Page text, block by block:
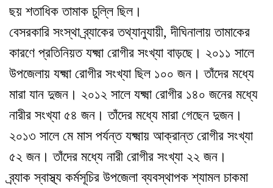
ছয় শতাধিক তামাক চুল্লি ছিল।
বেসরকারি সংস্থা ব্র্যাকের তথ্যানুযায়ী, দীঘিনালায় তামাকের
কারণে প্রতিনিয়ত যক্ষ্মা রোগীর সংখ্যা বাড়ছে। ২০১১ সালে
উপজেলায় যক্ষ্মা রোগীর সংখ্যা ছিল ১০০ জন। তাঁদের মধ্যে
মারা যান দুজন। ২০১২ সালে যক্ষ্মা রোগীর ১৪০ জনের মধ্যে
নারীর সংখ্যা ৫৪ জন। তাঁদের মধ্যে মারা গেছেন দুজন।
২০১৩ সালে মে মাস পর্যন্ত যক্ষ্মায় আক্রান্ত রোগীর সংখ্যা
৫২ জন। তাঁদের মধ্যে নারী রোগীর সংখ্যা ২২ জন।
ব্র্যাক স্বাস্থ্য কর্মসূচির উপজেলা ব্যবস্থাপক শ্যামল চাকমা